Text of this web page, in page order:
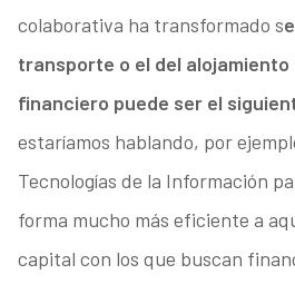
colaborativa ha transformado s
transporte o el del
financiero puede ser el
estaríamos hablando, por
Tecnologías de la Información
forma mucho más eficiente a
capital con los que buscan